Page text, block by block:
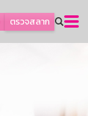
ตรวจสลาก